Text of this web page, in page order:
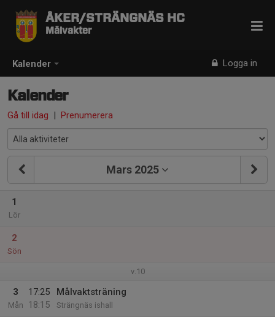
Kalender Logga in
ÅKER/STRÄNGNÄS HC
Målvakter
Kalender
Gå till idag | Prenumerera
Mars 2025
1
Lör
2
Sön
v.10
3
Mån
17:25
18:15
Målvaktsträning
Strängnäs ishall